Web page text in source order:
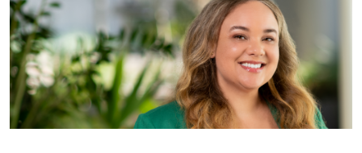
télévision ou de dirigeants de Wall Street, nous sommes
là pour vous aider, quels que soient vos problèmes
juridiques.